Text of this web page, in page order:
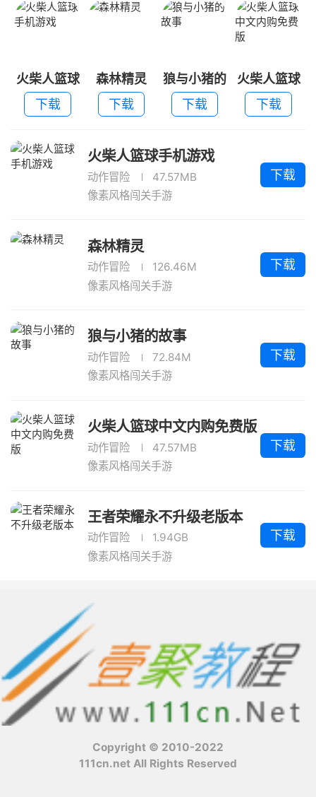
火柴人篮球
手机游戏
下载
森林精灵
下载
狼与小猪的
故事
下载
火柴人篮球
中文内购免
费版
下载
火柴人篮球手机游戏
动作冒险
47.57MB
像素风格闯关手游
下载
森林精灵
动作冒险
126.46M
像素风格闯关手游
下载
狼与小猪的故事
动作冒险
72.84M
像素风格闯关手游
下载
火柴人篮球中文内购免费版
动作冒险
47.57MB
像素风格闯关手游
下载
王者荣耀永不升级老版本
动作冒险
1.94GB
像素风格闯关手游
下载
Copyright © 2010-2022
111cn.net All Rights Reserved